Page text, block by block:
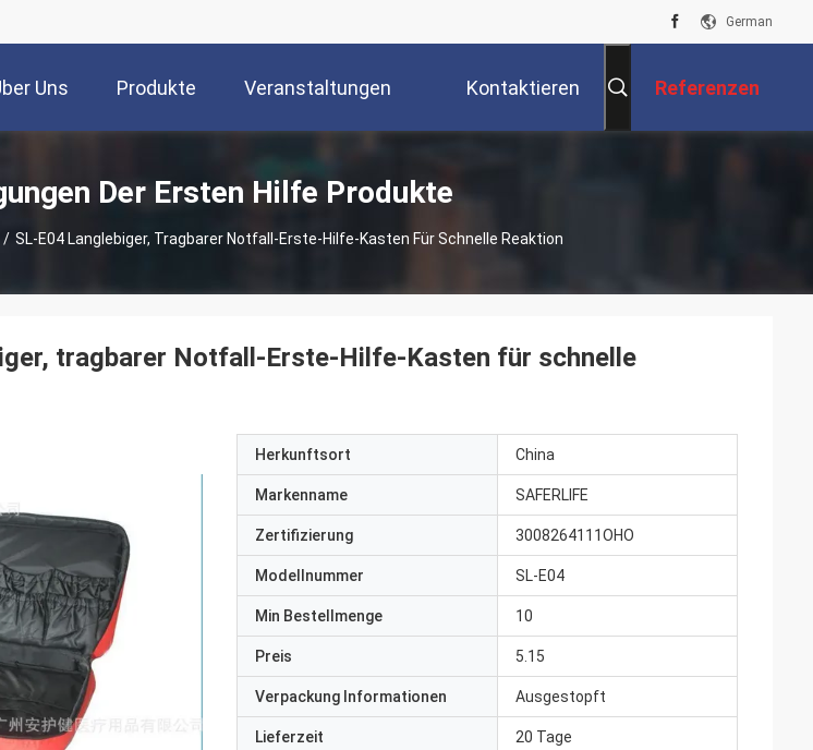
German
Uns Produkte Veranstaltungen Kontaktieren Referenzen
Der Ersten Hilfe Produkte
/ SL-E04 Langlebiger, Tragbarer Notfall-Erste-Hilfe-Kasten Für Schnelle Reaktion
tragbarer Notfall-Erste-Hilfe-Kasten für schnelle
Herkunftsort China
Markenname SAFERLIFE
Zertifizierung 3008264111OHO
Modellnummer SL-E04
Min Bestellmenge 10
Preis 5.15
Verpackung Informationen Ausgestopft
Lieferzeit 20 Tage